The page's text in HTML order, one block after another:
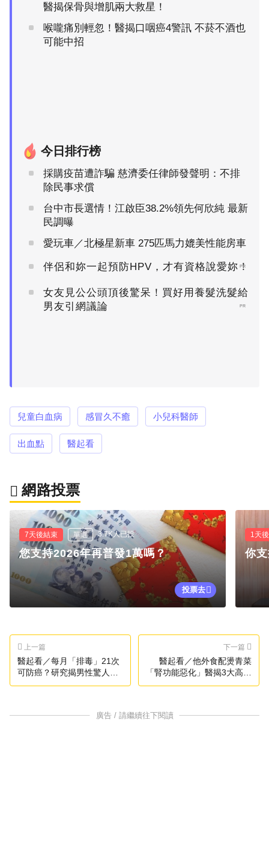
醫揭保骨與增肌兩大救星！
喉嚨痛別輕忽！醫揭口咽癌4警訊 不菸不酒也
可能中招
今日排行榜
採購疫苗遭詐騙 慈濟委任律師發聲明：不排
除民事求償
台中市長選情！江啟臣38.2%領先何欣純 最新
民調曝
愛玩車／北極星新車 275匹馬力媲美性能房車
伴侶和妳一起預防HPV，才有資格說愛妳！
PR
女友見公公頭頂後驚呆！買好用養髮洗髮給
男友引網議論
PR
兒童白血病 感冒久不癒 小兒科醫師
出血點 醫起看
網路投票
7天後結束 單選 3.7K人已投
您支持2026年再普發1萬嗎？
投票去
1天
你
上一篇
醫起看／每月「排毒」21次
可防癌？研究揭男性驚人健
康關鍵
下一篇
醫起看／他外食配燙青菜
「腎功能惡化」醫揭3大高鈉
食物
廣告 / 請繼續往下閱讀